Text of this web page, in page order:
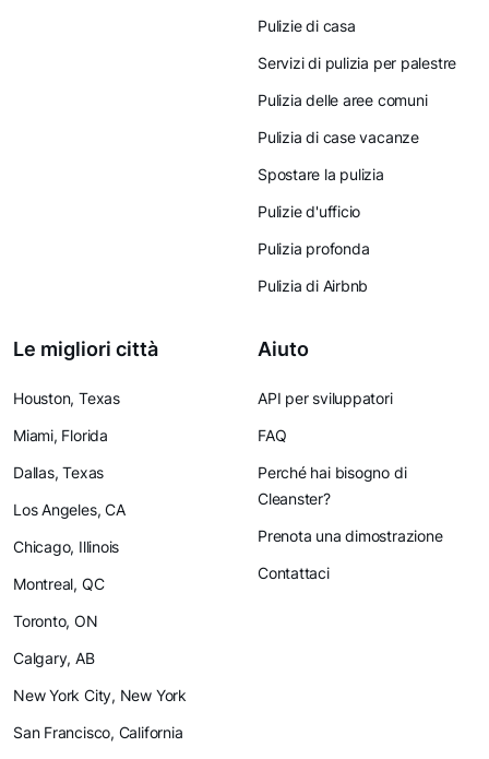
Pulizie di casa
Servizi di pulizia per palestre
Pulizia delle aree comuni
Pulizia di case vacanze
Spostare la pulizia
Pulizie d'ufficio
Pulizia profonda
Pulizia di Airbnb
Le migliori città
Houston, Texas
Miami, Florida
Dallas, Texas
Los Angeles, CA
Chicago, Illinois
Montreal, QC
Toronto, ON
Calgary, AB
New York City, New York
San Francisco, California
Aiuto
API per sviluppatori
FAQ
Perché hai bisogno di
Cleanster?
Prenota una dimostrazione
Contattaci